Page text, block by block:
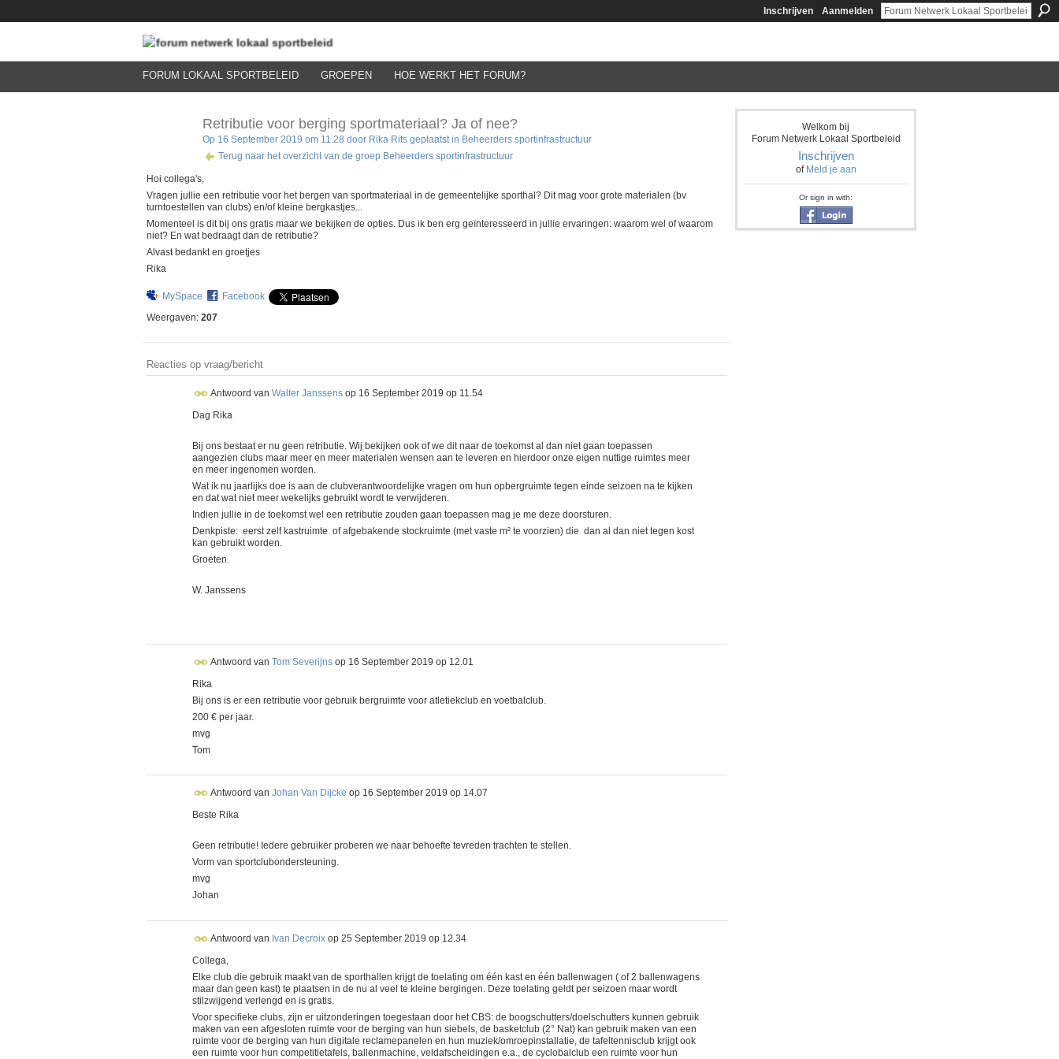
Inschrijven Aanmelden
FORUM LOKAAL SPORTBELEID GROEPEN HOE WERKT HET FORUM?
Retributie voor berging sportmateriaal? Ja of nee?
Op 16 September 2019 om 11.28 door Rika Rits geplaatst in Beheerders sportinfrastructuur
Terug naar het overzicht van de groep Beheerders sportinfrastructuur
Hoi collega's,
Vragen jullie een retributie voor het bergen van sportmateriaal in de gemeentelijke sporthal? Dit mag voor grote materialen (bv
turntoestellen van clubs) en/of kleine bergkastjes...
Momenteel is dit bij ons gratis maar we bekijken de opties. Dus ik ben erg geïnteresseerd in jullie ervaringen: waarom wel of waarom
niet? En wat bedraagt dan de retributie?
Alvast bedankt en groetjes
Rika
MySpace
Facebook
Weergaven: 207
Reacties op vraag/bericht
Antwoord van Walter Janssens op 16 September 2019 op 11.54
Dag Rika
Bij ons bestaat er nu geen retributie. Wij bekijken ook of we dit naar de toekomst al dan niet gaan toepassen
aangezien clubs maar meer en meer materialen wensen aan te leveren en hierdoor onze eigen nuttige ruimtes meer
en meer ingenomen worden.
Wat ik nu jaarlijks doe is aan de clubverantwoordelijke vragen om hun opbergruimte tegen einde seizoen na te kijken
en dat wat niet meer wekelijks gebruikt wordt te verwijderen.
Indien jullie in de toekomst wel een retributie zouden gaan toepassen mag je me deze doorsturen.
Denkpiste: eerst zelf kastruimte of afgebakende stockruimte (met vaste m² te voorzien) die dan al dan niet tegen kost
kan gebruikt worden.
Groeten.
W. Janssens
Antwoord van Tom Severijns op 16 September 2019 op 12.01
Rika
Bij ons is er een retributie voor gebruik bergruimte voor atletiekclub en voetbalclub.
200 € per jaar.
mvg
Tom
Antwoord van Johan Van Dijcke op 16 September 2019 op 14.07
Beste Rika
Geen retributie! Iedere gebruiker proberen we naar behoefte tevreden trachten te stellen.
Vorm van sportclubondersteuning.
mvg
Johan
Antwoord van Ivan Decroix op 25 September 2019 op 12.34
Collega,
Elke club die gebruik maakt van de sporthallen krijgt de toelating om één kast en één ballenwagen ( of 2 ballenwagens
maar dan geen kast) te plaatsen in de nu al veel te kleine bergingen. Deze toelating geldt per seizoen maar wordt
stilzwijgend verlengd en is gratis.
Voor specifieke clubs, zijn er uitzonderingen toegestaan door het CBS: de boogschutters/doelschutters kunnen gebruik
maken van een afgesloten ruimte voor de berging van hun siebels, de basketclub (2° Nat) kan gebruik maken van een
ruimte voor de berging van hun digitale reclamepanelen en hun muziek/omroepinstallatie, de tafeltennisclub krijgt ook
een ruimte voor hun competitietafels, ballenmachine, veldafscheidingen e.a., de cyclobalclub een ruimte voor hun
Welkom bij
Forum Netwerk Lokaal Sportbeleid
Inschrijven
of Meld je aan
Or sign in with: